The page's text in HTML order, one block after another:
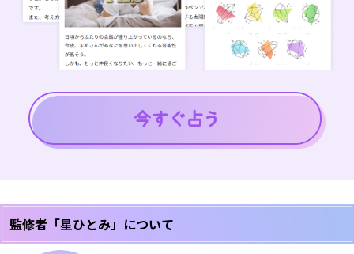
監修者「星ひとみ」について